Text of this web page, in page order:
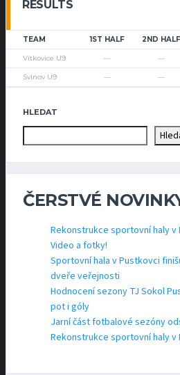
RESULTS
TEAM 1ST HALF 2ND HALF
Vítkovice U9 — —
Svinov U9 — —
HLEDAT
ČERSTVÉ
Rekonstrukce sportovní haly v
Video a fotky!
Sportovní hala v Pustkovci
dveře veřejnosti
Hodnocení sezony TJ Sokol
pot i góly
Jarní část fotbalové sezóny
Rekonstrukce sportovní haly v